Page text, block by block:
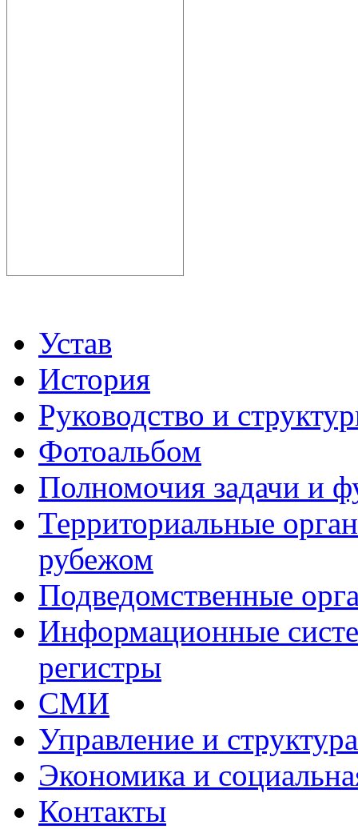
Устав
История
Руководство и
Фотоальбом
Полномочия задачи и
Территориальные
рубежом
Подведомственные
Информационные
регистры
СМИ
Управление и
Экономика и
Контакты